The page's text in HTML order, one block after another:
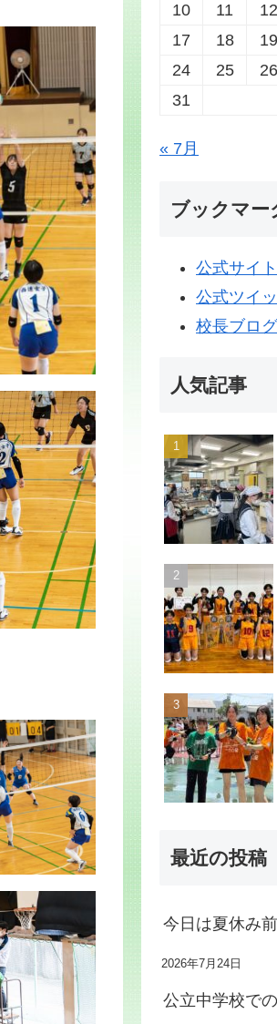
10
11 12
17
18 19
24
25 26
31
« 7月
ブックマー
公式サイト
公式ツイ
校長ブログ
人気記事
最近の投稿
今日は夏休み
2026年7月24日
公立中学校で